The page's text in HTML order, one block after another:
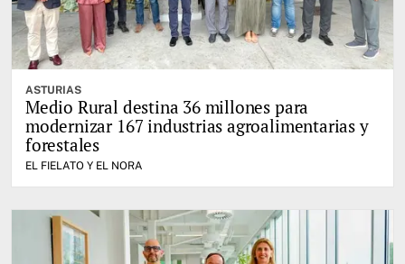
ASTURIAS
Medio Rural destina 36 millones para
modernizar 167 industrias agroalimentarias y
forestales
EL FIELATO Y EL NORA